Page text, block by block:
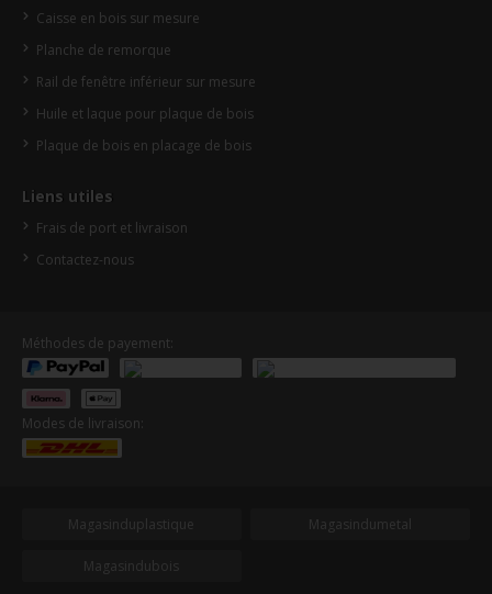
Caisse en bois sur mesure
Planche de remorque
Rail de fenêtre inférieur sur mesure
Huile et laque pour plaque de bois
Plaque de bois en placage de bois
Liens utiles
Frais de port et livraison
Contactez-nous
Méthodes de payement:
Modes de livraison:
Magasinduplastique Magasindumetal
Magasindubois